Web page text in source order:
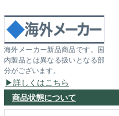
海外メーカー新品商品です。国
内製品とは異なる扱いとなる部
分がございます。
詳しくはこちら
商品状態について